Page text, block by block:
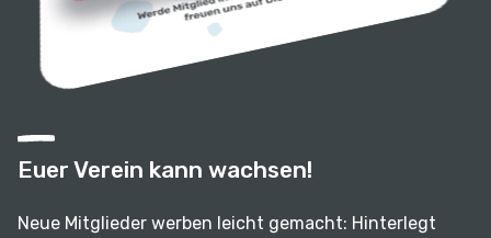
Euer Verein kann wachsen!
Neue Mitglieder werben leicht gemacht: Hinterlegt